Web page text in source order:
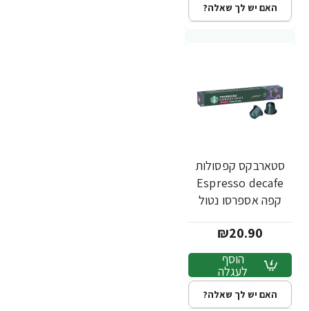
האם יש לך שאלה?
סטארבקס קפסולות
Espresso decafe
קפה אספרסו נטול
מבית Starbucks₪20.90
הוסף
לעגלה
האם יש לך שאלה?